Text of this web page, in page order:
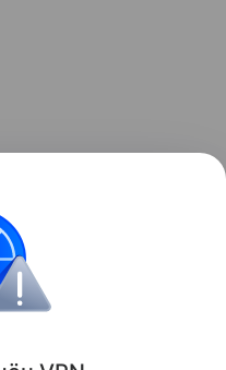
выбрал имя для